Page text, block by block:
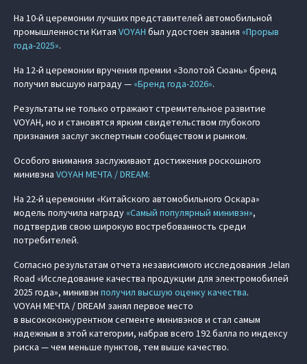
На 10-й церемонии лучших представителей автомобильной
промышленности Китая VOYAH был удостоен звания «Прорыв
года-2025».
На 12-й церемонии вручения премии «Золотой Сюань» бренд
получил высшую награду — «Бренд года-2026».
Результаты не только отражают стремительное развитие
VOYAH, но и становятся ярким свидетельством глубокого
признания заслуг экспертным сообществом и рынком.
Особого внимания заслуживают достижения роскошного
минивэна VOYAH МЕЧТА / DREAM:
На 22-й церемонии «Китайского автомобильного Оскара»
модель получила награду «Самый популярный минивэн»,
подтвердив свою широкую востребованность среди
потребителей.
Согласно результатам отчета независимого исследования Jelan
Road «Исследование качества продукции для электромобилей
2025 года», минивэн получил высшую оценку качества.
VOYAH МЕЧТА / DREAM занял первое место
в высококонкурентном сегменте минивэнов и стал самым
надежным в этой категории, набрав всего 192 балла по индексу
риска — чем меньше пунктов, тем выше качество.